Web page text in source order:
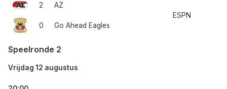
2
0
AZ
Go Ahead Eagles
ESPN
Speelronde 2
Vrijdag 12 augustus